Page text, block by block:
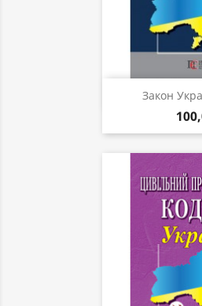
Закон
